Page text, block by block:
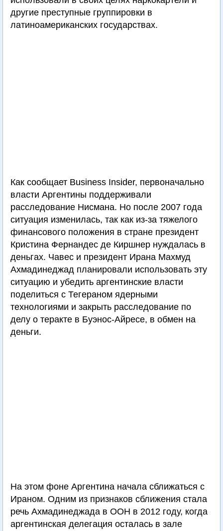
другие преступные группировки в
латиноамериканских государствах.
Как сообщает Business Insider, первоначально
власти Аргентины поддерживали
расследование Нисмана. Но после 2007 года
ситуация изменилась, так как из-за тяжелого
финансового положения в стране президент
Кристина Фернандес де Киршнер нуждалась в
деньгах. Чавес и президент Ирана Махмуд
Ахмадинеджад планировали использовать эту
ситуацию и убедить аргентинские власти
поделиться с Тегераном ядерными
технологиями и закрыть расследование по
делу о теракте в Буэнос-Айресе, в обмен на
деньги.
На этом фоне Аргентина начала сближаться с
Ираном. Одним из признаков сближения стала
речь Ахмадинеджада в ООН в 2012 году, когда
аргентинская делегация осталась в зале